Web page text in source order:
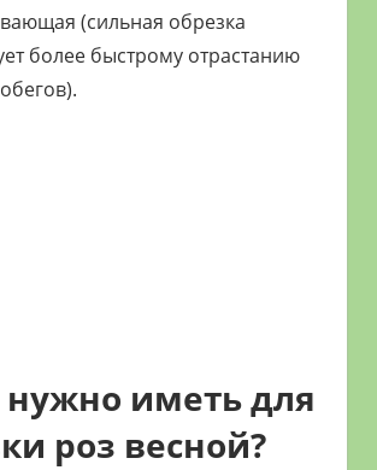
(сильная обрезка
более быстрому отрастанию
нужно иметь для
роз весной?